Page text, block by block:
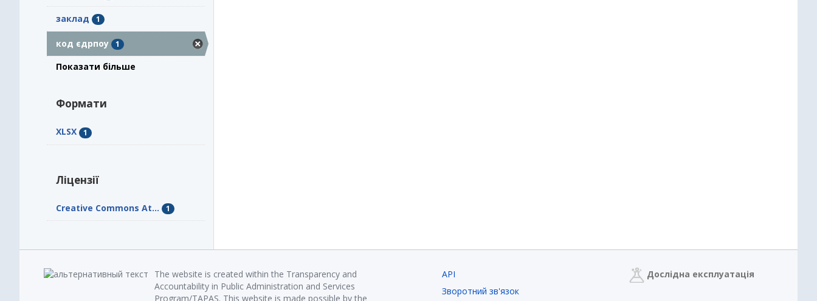
заклад 1
код єдрпоу 1
Показати більше
Формати
XLSX 1
Ліцензії
Creative Commons At... 1
The website is created within the Transparency and
Accountability in Public Administration and Services
Program/TAPAS. This website is made possible by the
API
Зворотний зв'язок
Дослідна експлуатація